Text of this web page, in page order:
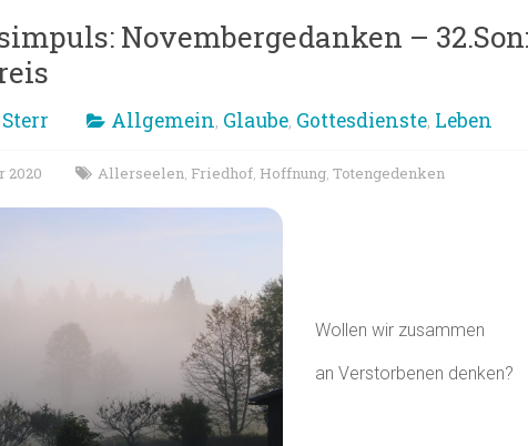
Novembergedanken –
Allgemein, Glaube, Gottesdienste, Leben
2020 Allerseelen, Friedhof, Hoffnung, Totengedenken
Wollen wir zusammen
an Verstorbenen denken?